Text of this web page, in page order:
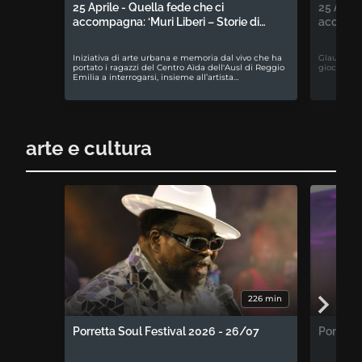
25 Aprile - Quella fede che ci
accompagna: ‘Muri Liberi – Storie di…
Iniziativa di arte urbana e memoria dal vivo che ha
portato i ragazzi del Centro Aïda dell'Ausl di Reggio
Emilia a interrogarsi, insieme all’artista…
25
Glauco
gioco da
arte e cultura
226 min
Porretta Soul Festival 2026 - 26/07